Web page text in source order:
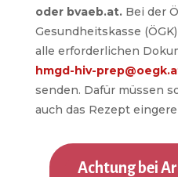
oder bvaeb.at.Bei der
Gesundheitskasse
alle erforderlichen
hmgd-hiv-
senden. Dafür müssen
auch das Rezept
Achtung bei